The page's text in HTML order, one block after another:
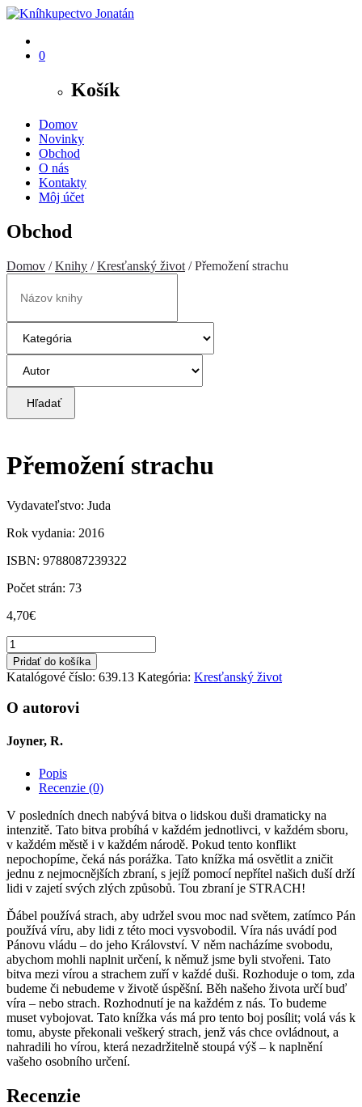
0
Košík
Domov
Novinky
Obchod
O nás
Kontakty
Môj účet
Obchod
Domov /Knihy /Kresťanský život / Přemožení strachu
Hľadať
Přemožení strachu
Vydavateľstvo: Juda
Rok vydania: 2016
ISBN: 9788087239322
Počet strán: 73
4,70€
množstvo
Přemožení
strachu
Pridať do košíka
Katalógové číslo: 639.13 Kategória: Kresťanský život
O autorovi
Joyner, R.
Popis
Recenzie (0)
V posledních dnech nabývá bitva o lidskou duši dramaticky na
intenzitě. Tato bitva probíhá v každém jednotlivci, v každém sboru,
v každém městě i v každém národě. Pokud tento konflikt
nepochopíme, čeká nás porážka. Tato knížka má osvětlit a zničit
jednu z nejmocnějších zbraní, s jejíž pomocí nepřítel našich duší drží
lidi v zajetí svých zlých způsobů. Tou zbraní je STRACH!
Ďábel používá strach, aby udržel svou moc nad světem, zatímco Pán
používá víru, aby lidi z této moci vysvobodil. Víra nás uvádí pod
Pánovu vládu – do jeho Království. V něm nacházíme svobodu,
abychom mohli naplnit určení, k němuž jsme byli stvořeni. Tato
bitva mezi vírou a strachem zuří v každé duši. Rozhoduje o tom, zda
budeme či nebudeme v životě úspěšní. Běh našeho života určí buď
víra – nebo strach. Rozhodnutí je na každém z nás. To budeme
muset vybojovat. Tato knížka vás má pro tento boj posílit; volá vás k
tomu, abyste překonali veškerý strach, jenž vás chce ovládnout, a
nahradili ho vírou, která nezadržitelně stoupá výš – k naplnění
vašeho osobního určení.
Recenzie